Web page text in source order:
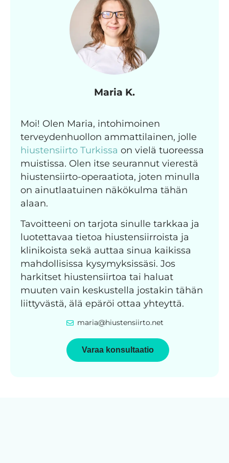
Maria K.
Moi! Olen Maria, intohimoinen
terveydenhuollon ammattilainen, jolle
hiustensiirto Turkissa on vielä tuoreessa
muistissa. Olen itse seurannut vierestä
hiustensiirto-operaatiota, joten minulla
on ainutlaatuinen näkökulma tähän
alaan.
Tavoitteeni on tarjota sinulle tarkkaa ja
luotettavaa tietoa hiustensiirroista ja
klinikoista sekä auttaa sinua kaikissa
mahdollisissa kysymyksissäsi. Jos
harkitset hiustensiirtoa tai haluat
muuten vain keskustella jostakin tähän
liittyvästä, älä epäröi ottaa yhteyttä.
maria@hiustensiirto.net
Varaa konsultaatio